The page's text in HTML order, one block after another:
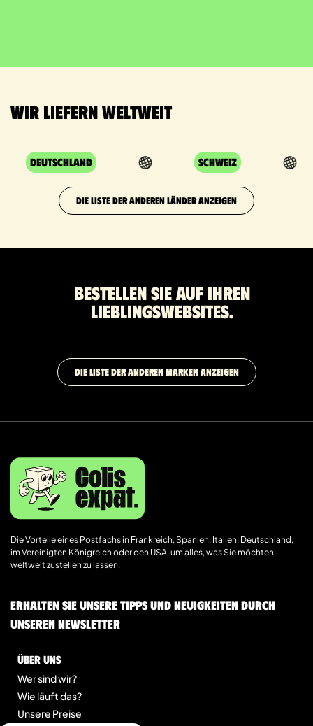
Wir liefern weltweit
Deutschland Schweiz
DIE LISTE DER ANDEREN LÄNDER ANZEIGEN
Bestellen Sie auf Ihren
Lieblingswebsites.
DIE LISTE DER ANDEREN MARKEN ANZEIGEN
Die Vorteile eines Postfachs in Frankreich, Spanien, Italien, Deutschland,
im Vereinigten Königreich oder den USA, um alles, was Sie möchten,
weltweit zustellen zu lassen.
Erhalten Sie unsere Tipps und Neuigkeiten durch
unseren Newsletter
Über uns
Wer sind wir?
Wie läuft das?
Unsere Preise